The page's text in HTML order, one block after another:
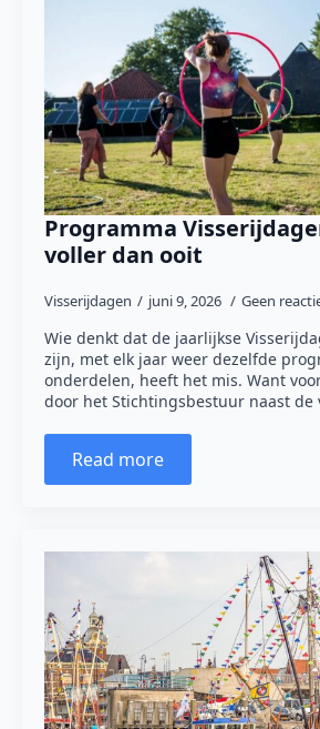
Programma
voller dan ooit
Visserijdagen juni 9, 2026 Geen
Wie denkt dat de jaarlijkse
zijn, met elk jaar weer dezelfde
onderdelen, heeft het mis. Want
door het Stichtingsbestuur naast de
Read more